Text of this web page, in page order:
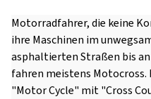
Motorradfahrer, die keine
ihre Maschinen im
asphaltierten Straßen bis
fahren meistens Motocross.
"Motor Cycle" mit "Cross